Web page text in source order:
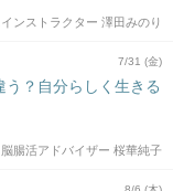
ンストラクター 澤田みのり
7/31 (金)
う？自分らしく生きる
脳腸活アドバイザー 桜華純子